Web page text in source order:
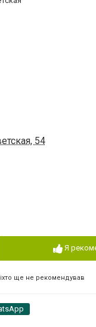
54
Я
ще не рекомендував